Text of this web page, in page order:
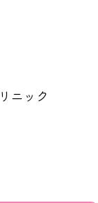
ニック